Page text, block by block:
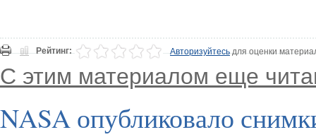
Рейтинг: Авторизуйтесьдля оценки
С этим материалом еще
NASA опубликовало